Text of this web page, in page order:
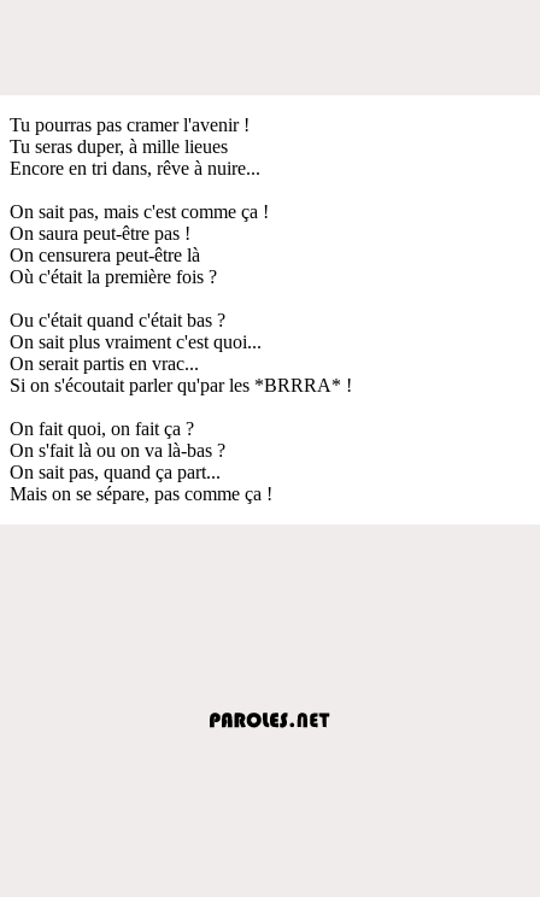
Tu pourras pas cramer l'avenir !
Tu seras duper, à mille lieues
Encore en tri dans, rêve à nuire...
On sait pas, mais c'est comme ça !
On saura peut-être pas !
On censurera peut-être là
Où c'était la première fois ?
Ou c'était quand c'était bas ?
On sait plus vraiment c'est quoi...
On serait partis en vrac...
Si on s'écoutait parler qu'par les *BRRRA* !
On fait quoi, on fait ça ?
On s'fait là ou on va là-bas ?
On sait pas, quand ça part...
Mais on se sépare, pas comme ça !